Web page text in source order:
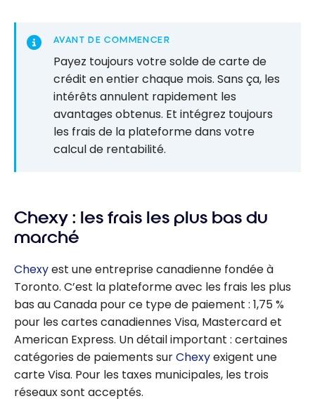
AVANT DE COMMENCER
Payez toujours votre solde de carte de
crédit en entier chaque mois. Sans ça, les
intérêts annulent rapidement les
avantages obtenus. Et intégrez toujours
les frais de la plateforme dans votre
calcul de rentabilité.
Chexy : les frais les plus bas du
marché
Chexyest une entreprise canadienne fondée à
Toronto. C’est la plateforme avec les frais les plus
bas au Canada pour ce type de paiement : 1,75 %
pour les cartes canadiennes Visa, Mastercard et
American Express. Un détail important : certaines
catégories de paiements surChexyexigent une
carte Visa. Pour les taxes municipales, les trois
réseaux sont acceptés.